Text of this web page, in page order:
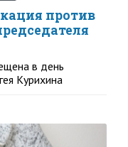
против
в день
Курихина